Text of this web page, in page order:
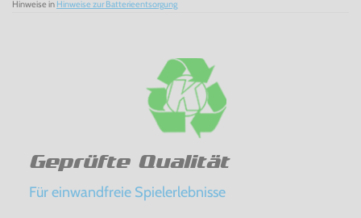
Hinweise in Hinweise zur Batterieentsorgung
Geprüfte Qualität
Für einwandfreie Spielerlebnisse